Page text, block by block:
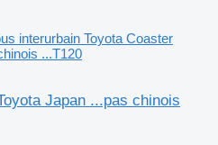
interurbain Toyota Coaster
...T120
Japan ...pas chinois